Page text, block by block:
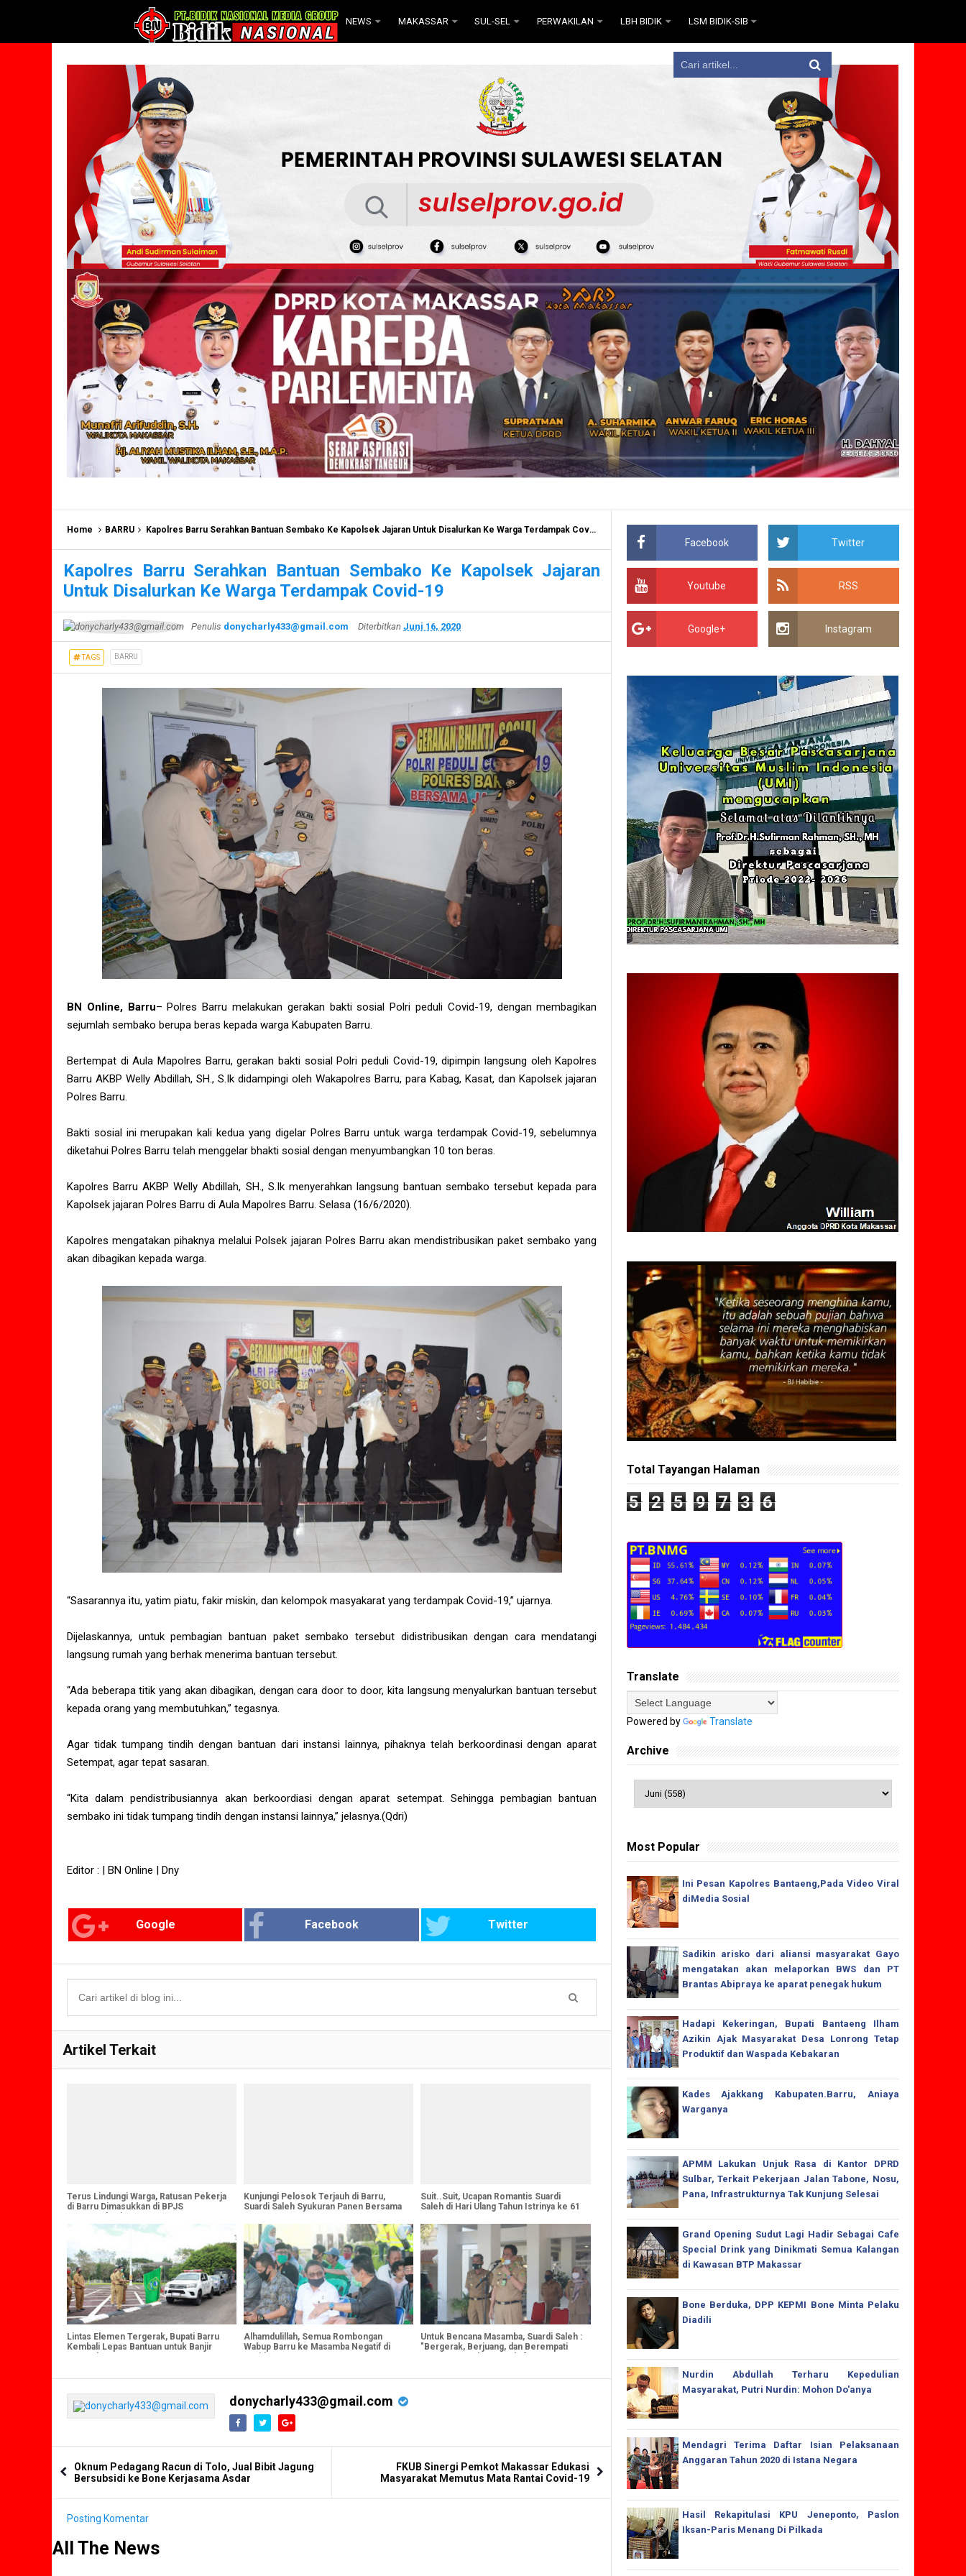
NEWS MAKASSAR SUL-SEL PERWAKILAN LBH BIDIK LSM BIDIK-SIB
Home BARRU Kapolres Barru Serahkan Bantuan Sembako Ke Kapolsek Jajaran Untuk Disalurkan Ke Warga Terdampak Covid-19
Kapolres Barru Serahkan Bantuan Sembako Ke Kapolsek Jajaran
Untuk Disalurkan Ke Warga Terdampak Covid-19
Penulis donycharly433@gmail.com Diterbitkan Juni 16, 2020
TAGS BARRU
BN Online, Barru– Polres Barru melakukan gerakan bakti sosial Polri peduli Covid-19, dengan membagikan
sejumlah sembako berupa beras kepada warga Kabupaten Barru.
Bertempat di Aula Mapolres Barru, gerakan bakti sosial Polri peduli Covid-19, dipimpin langsung oleh Kapolres
Barru AKBP Welly Abdillah, SH., S.Ik didampingi oleh Wakapolres Barru, para Kabag, Kasat, dan Kapolsek jajaran
Polres Barru.
Bakti sosial ini merupakan kali kedua yang digelar Polres Barru untuk warga terdampak Covid-19, sebelumnya
diketahui Polres Barru telah menggelar bhakti sosial dengan menyumbangkan 10 ton beras.
Kapolres Barru AKBP Welly Abdillah, SH., S.Ik menyerahkan langsung bantuan sembako tersebut kepada para
Kapolsek jajaran Polres Barru di Aula Mapolres Barru. Selasa (16/6/2020).
Kapolres mengatakan pihaknya melalui Polsek jajaran Polres Barru akan mendistribusikan paket sembako yang
akan dibagikan kepada warga.
“Sasarannya itu, yatim piatu, fakir miskin, dan kelompok masyakarat yang terdampak Covid-19,” ujarnya.
Dijelaskannya, untuk pembagian bantuan paket sembako tersebut didistribusikan dengan cara mendatangi
langsung rumah yang berhak menerima bantuan tersebut.
“Ada beberapa titik yang akan dibagikan, dengan cara door to door, kita langsung menyalurkan bantuan tersebut
kepada orang yang membutuhkan,” tegasnya.
Agar tidak tumpang tindih dengan bantuan dari instansi lainnya, pihaknya telah berkoordinasi dengan aparat
Setempat, agar tepat sasaran.
“Kita dalam pendistribusiannya akan berkoordiasi dengan aparat setempat. Sehingga pembagian bantuan
sembako ini tidak tumpang tindih dengan instansi lainnya,” jelasnya.(Qdri)
Editor : | BN Online | Dny
Google Facebook Twitter
Artikel Terkait
Terus Lindungi Warga, Ratusan Pekerja
di Barru Dimasukkan di BPJS
Kunjungi Pelosok Terjauh di Barru,
Suardi Saleh Syukuran Panen Bersama
Suit..Suit, Ucapan Romantis Suardi
Saleh di Hari Ulang Tahun Istrinya ke 61
Lintas Elemen Tergerak, Bupati Barru
Kembali Lepas Bantuan untuk Banjir
Alhamdulillah, Semua Rombongan
Wabup Barru ke Masamba Negatif di
Untuk Bencana Masamba, Suardi Saleh :
"Bergerak, Berjuang, dan Berempati
donycharly433@gmail.com
Oknum Pedagang Racun di Tolo, Jual Bibit Jagung
Bersubsidi ke Bone Kerjasama Asdar
FKUB Sinergi Pemkot Makassar Edukasi
Masyarakat Memutus Mata Rantai Covid-19
Posting Komentar
All The News
Facebook Twitter
Youtube RSS
Google+ Instagram
Total Tayangan Halaman
5 2 5 9 7 3 6
Translate
Powered by Translate
Archive
Most Popular
Ini Pesan Kapolres Bantaeng,Pada Video Viral
diMedia Sosial
Sadikin arisko dari aliansi masyarakat Gayo
mengatakan akan melaporkan BWS dan PT
Brantas Abipraya ke aparat penegak hukum
Hadapi Kekeringan, Bupati Bantaeng Ilham
Azikin Ajak Masyarakat Desa Lonrong Tetap
Produktif dan Waspada Kebakaran
Kades Ajakkang Kabupaten.Barru, Aniaya
Warganya
APMM Lakukan Unjuk Rasa di Kantor DPRD
Sulbar, Terkait Pekerjaan Jalan Tabone, Nosu,
Pana, Infrastrukturnya Tak Kunjung Selesai
Grand Opening Sudut Lagi Hadir Sebagai Cafe
Special Drink yang Dinikmati Semua Kalangan
di Kawasan BTP Makassar
Bone Berduka, DPP KEPMI Bone Minta Pelaku
Diadili
Nurdin Abdullah Terharu Kepedulian
Masyarakat, Putri Nurdin: Mohon Do'anya
Mendagri Terima Daftar Isian Pelaksanaan
Anggaran Tahun 2020 di Istana Negara
Hasil Rekapitulasi KPU Jeneponto, Paslon
Iksan-Paris Menang Di Pilkada